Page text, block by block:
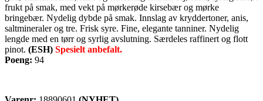
frukt på smak, med vekt på mørkerøde kirsebær og mørke
bringebær. Nydelig dybde på smak. Innslag av kryddertoner, anis,
saltmineraler og tre. Frisk syre. Fine, elegante tanniner. Nydelig
lengde med en tørr og syrlig avslutning. Særdeles raffinert og flott
pinot. (ESH) Spesielt anbefalt.
Poeng: 94